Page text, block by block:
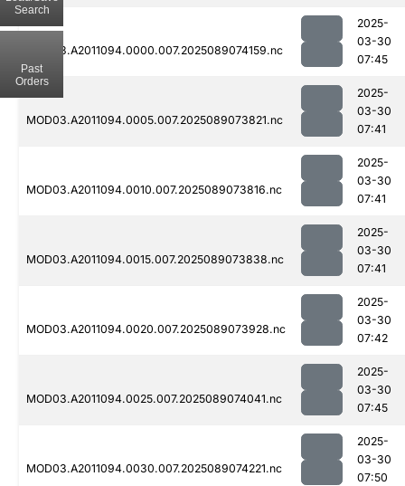
MOD03.A2011094.0000.007.2025089074159.nc
2025-
03-30
07:45
MOD03.A2011094.0005.007.2025089073821.nc
2025-
03-30
07:41
MOD03.A2011094.0010.007.2025089073816.nc
2025-
03-30
07:41
MOD03.A2011094.0015.007.2025089073838.nc
2025-
03-30
07:41
MOD03.A2011094.0020.007.2025089073928.nc
2025-
03-30
07:42
MOD03.A2011094.0025.007.2025089074041.nc
2025-
03-30
07:45
MOD03.A2011094.0030.007.2025089074221.nc
2025-
03-30
07:50
Search
Past
Orders